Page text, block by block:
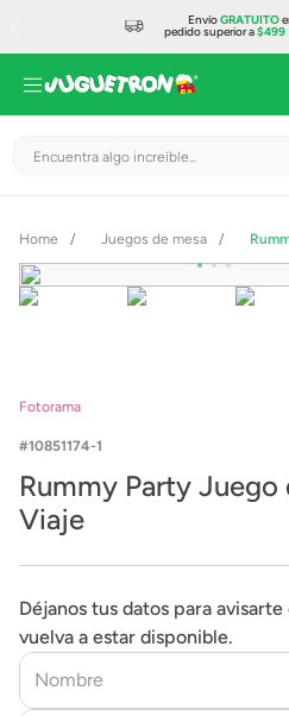
EnvíoGRATUITO
pedido superior a$499
Encuentra algo increíble...
Juegos de mesa
Fotorama
10851174-1
Rummy Party Juego
Viaje
Déjanos tus datos para
vuelva a estar disponible.